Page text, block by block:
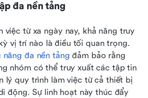
đa nền tảng
việc từ xa ngày nay, khả năng truy
năng đa nền tảng đảm bảo rằng
nhóm có thể truy xuất các tập tin
lý quy trình làm việc từ cả thiết bị
động. Sự linh hoạt này thúc đẩy